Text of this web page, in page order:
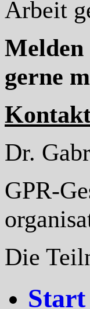
Arbeit
Melden
gerne
Dr.
GPR-
Die
Start